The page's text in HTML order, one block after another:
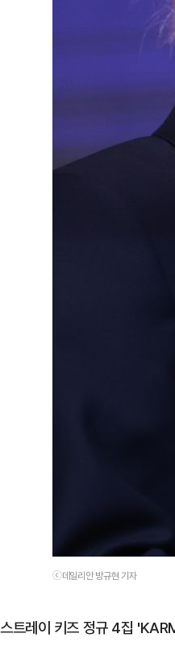
ⓒ데일리안 방규현 기자
스트레이 키즈 정규 4집